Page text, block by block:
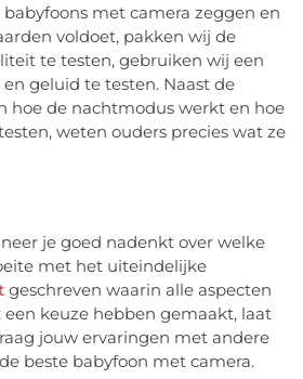
met camera zeggen en
voldoet, pakken wij de
te testen, gebruiken wij een
geluid te testen. Naast de
hoe de nachtmodus werkt en hoe
weten ouders precies wat ze
je goed nadenkt over welke
met het uiteindelijke
geschreven waarin alle aspecten
keuze hebben gemaakt, laat
jouw ervaringen met andere
beste babyfoon met camera.